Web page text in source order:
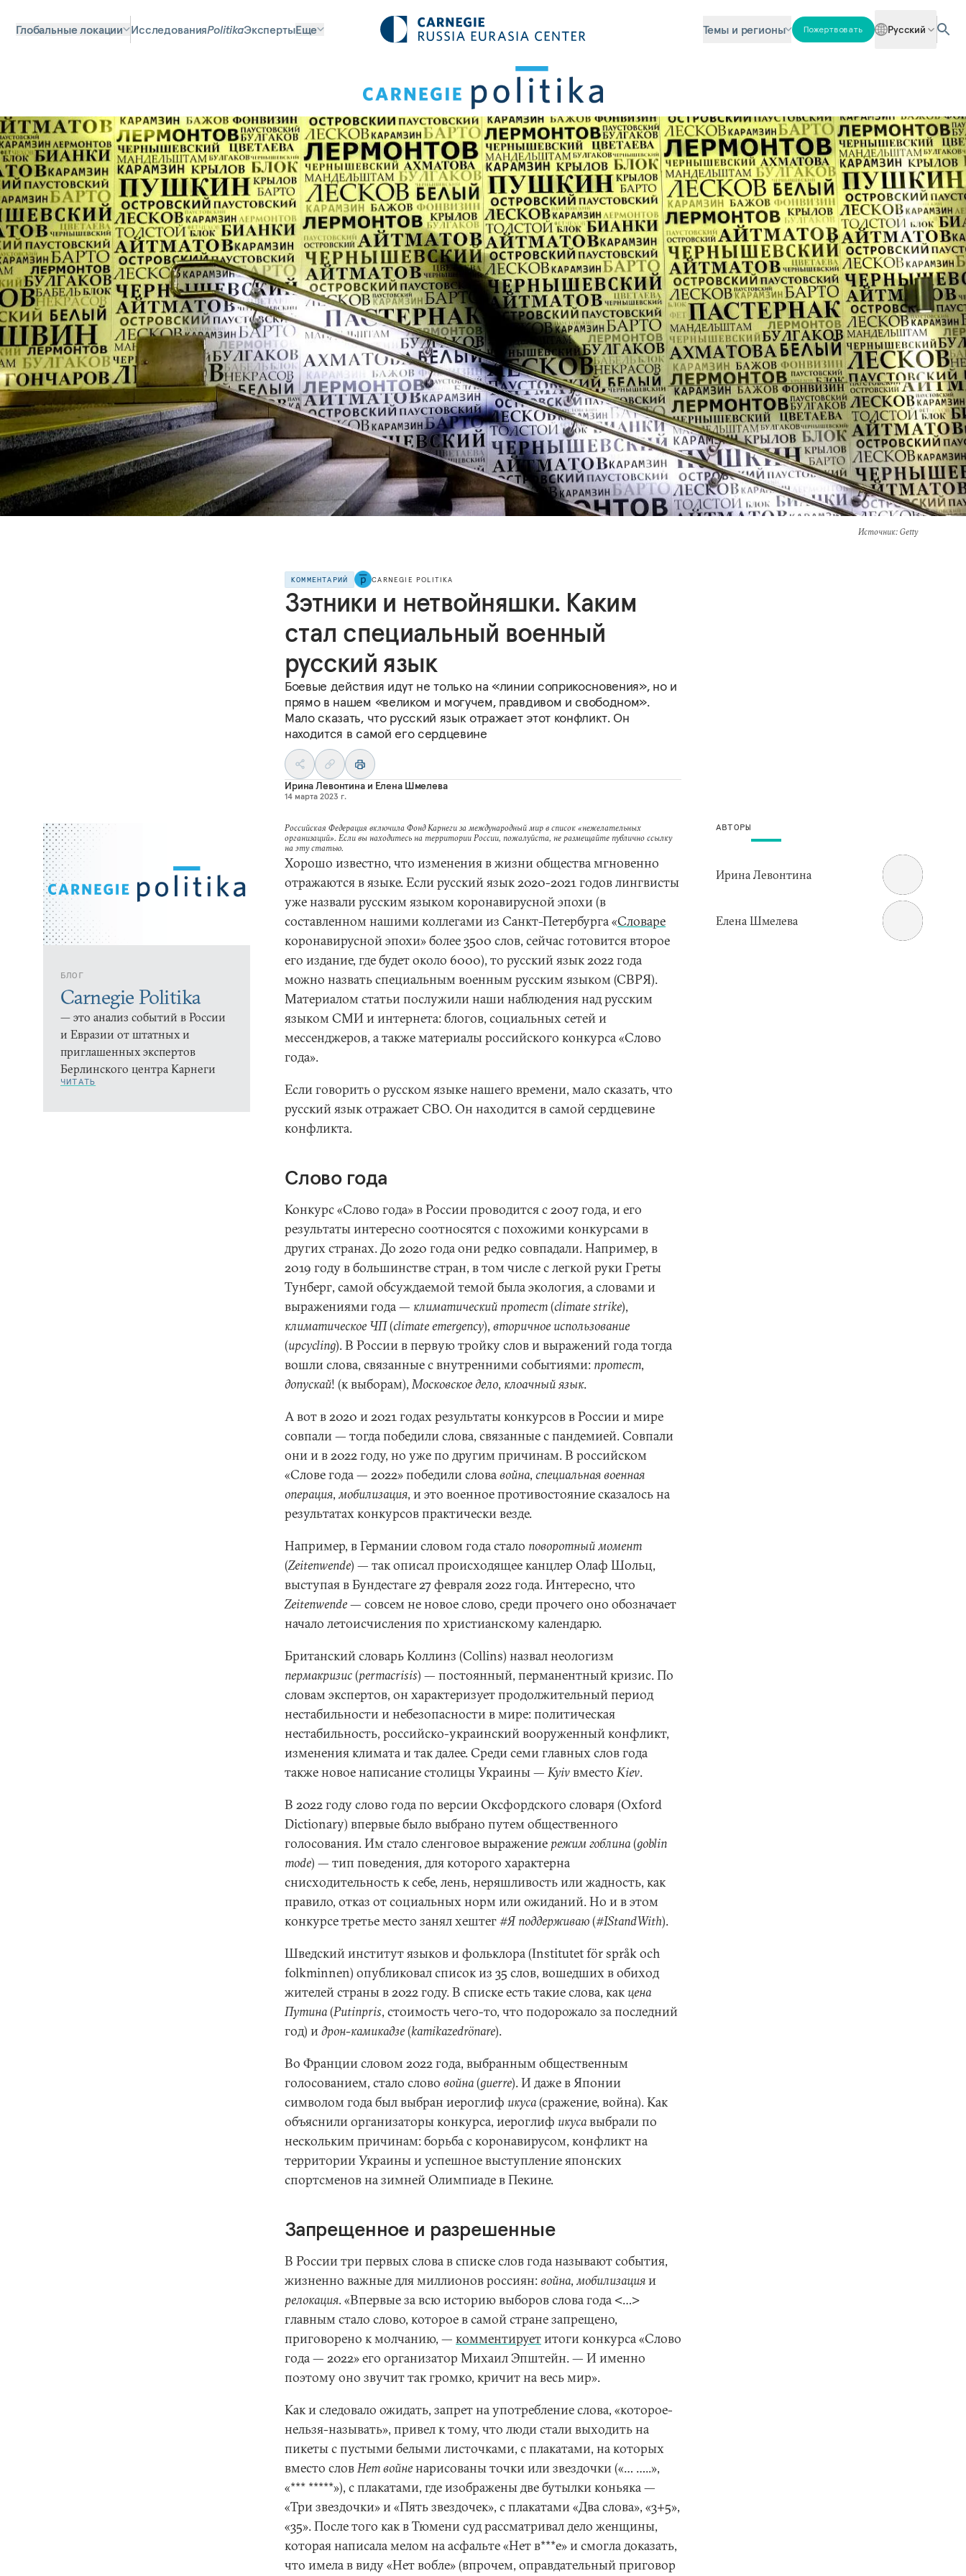
Глобальные локации ИсследованияPolitikaЭкспертыЕще Темы и регионы Пожертвовать Русский
Источник: Getty
КОММЕНТАРИЙ CARNEGIE POLITIKA
Зэтники и нетвойняшки. Каким
стал специальный военный
русский язык
Боевые действия идут не только на «линии соприкосновения», но и
прямо в нашем «великом и могучем, правдивом и свободном».
Мало сказать, что русский язык отражает этот конфликт. Он
находится в самой его сердцевине
Ирина Левонтинаи Елена Шмелева
14 марта 2023 г.
БЛОГ
Carnegie Politika
— это анализ событий в России
и Евразии от штатных и
приглашенных экспертов
Берлинского центра Карнеги
ЧИТАТЬ
Российская Федерация включила Фонд Карнеги за международный мир в список «нежелательных
организаций». Если вы находитесь на территории России, пожалуйста, не размещайте публично ссылку
на эту статью.
Хорошо известно, что изменения в жизни общества мгновенно
отражаются в языке. Если русский язык 2020-2021 годов лингвисты
уже назвали русским языком коронавирусной эпохи (в
составленном нашими коллегами из Санкт-Петербурга «Словаре
коронавирусной эпохи» более 3500 слов, сейчас готовится второе
его издание, где будет около 6000), то русский язык 2022 года
можно назвать специальным военным русским языком (СВРЯ).
Материалом статьи послужили наши наблюдения над русским
языком СМИ и интернета: блогов, социальных сетей и
мессенджеров, а также материалы российского конкурса «Слово
года».
Если говорить о русском языке нашего времени, мало сказать, что
русский язык отражает СВО. Он находится в самой сердцевине
конфликта.
Слово года
Конкурс «Слово года» в России проводится с 2007 года, и его
результаты интересно соотносятся с похожими конкурсами в
других странах. До 2020 года они редко совпадали. Например, в
2019 году в большинстве стран, в том числе с легкой руки Греты
Тунберг, самой обсуждаемой темой была экология, а словами и
выражениями года — климатический протест(climate strike),
климатическое ЧП(climate emergency), вторичное использование
(upcycling). В России в первую тройку слов и выражений года тогда
вошли слова, связанные с внутренними событиями:протест,
допускай! (к выборам),Московское дело, клоачный язык.
А вот в 2020 и 2021 годах результаты конкурсов в России и мире
совпали — тогда победили слова, связанные с пандемией. Совпали
они и в 2022 году, но уже по другим причинам. В российском
«Слове года — 2022» победили словавойна, специальная военная
операция, мобилизация, и это военное противостояние сказалось на
результатах конкурсов практически везде.
Например, в Германии словом года стало поворотный момент
(Zeitenwende) — так описал происходящее канцлер Олаф Шольц,
выступая в Бундестаге 27 февраля 2022 года. Интересно, что
Zeitenwende— совсем не новое слово, среди прочего оно обозначает
начало летоисчисления по христианскому календарю.
Британский словарь Коллинз (Collins) назвал неологизм
пермакризис(permacrisis) — постоянный, перманентный кризис. По
словам экспертов, он характеризует продолжительный период
нестабильности и небезопасности в мире: политическая
нестабильность, российско-украинский вооруженный конфликт,
изменения климата и так далее. Среди семи главных слов года
также новое написание столицы Украины — Kyivвместо Kiev.
В 2022 году слово года по версии Оксфордского словаря (Oxford
Dictionary) впервые было выбрано путем общественного
голосования. Им стало сленговое выражениережим гоблина(goblin
mode) — тип поведения, для которого характерна
снисходительность к себе, лень, неряшливость или жадность, как
правило, отказ от социальных норм или ожиданий. Но и в этом
конкурсе третье место занял хештег#Я поддерживаю(#IStandWith).
Шведский институт языков и фольклора (Institutet för språk och
folkminnen) опубликовал список из 35 слов, вошедших в обиход
жителей страны в 2022 году. В списке есть такие слова, какцена
Путина(Putinpris, стоимость чего-то, что подорожало за последний
год) идрон-камикадзе(kamikazedrönare).
Во Франции словом 2022 года, выбранным общественным
голосованием, стало слово война(guerre). И даже в Японии
символом года был выбран иероглиф икуса(сражение, война). Как
объяснили организаторы конкурса, иероглиф икусавыбрали по
нескольким причинам: борьба с коронавирусом, конфликт на
территории Украины и успешное выступление японских
спортсменов на зимней Олимпиаде в Пекине.
Запрещенное и разрешенные
В России три первых слова в списке слов года называют события,
жизненно важные для миллионов россиян:война, мобилизацияи
релокация. «Впервые за всю историю выборов слова года <…>
главным стало слово, которое в самой стране запрещено,
приговорено к молчанию, — комментируетитоги конкурса «Слово
года — 2022» его организатор Михаил Эпштейн. — И именно
поэтому оно звучит так громко, кричит на весь мир».
Как и следовало ожидать, запрет на употребление слова, «которое-
нельзя-называть», привел к тому, что люди стали выходить на
пикеты с пустыми белыми листочками, с плакатами, на которых
вместо словНет войненарисованы точки или звездочки («… …..»,
«*** *****»), с плакатами, где изображены две бутылки коньяка —
«Три звездочки» и «Пять звездочек», с плакатами «Два слова», «3+5»,
«35». После того как в Тюмени суд рассматривал дело женщины,
которая написала мелом на асфальте «Нет в***е» и смогла доказать,
что имела в виду «Нет вобле» (впрочем, оправдательный приговор
АВТОРЫ
Ирина Левонтина
Елена Шмелева